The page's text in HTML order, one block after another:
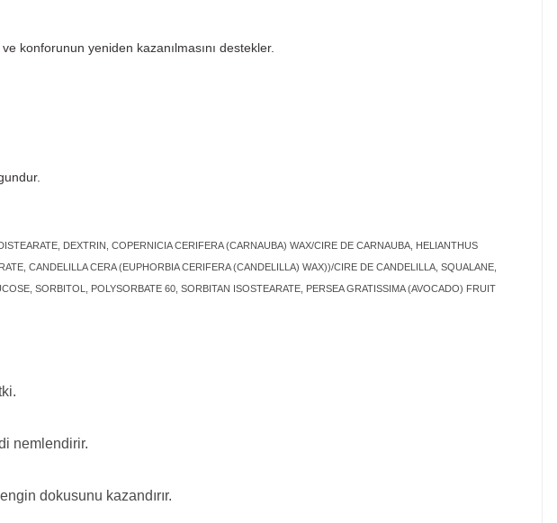
konforunun yeniden kazanılmasını destekler.
DEXTRIN, COPERNICIA CERIFERA (CARNAUBA) WAX/CIRE DE CARNAUBA, HELIANTHUS
CANDELILLA CERA (EUPHORBIA CERIFERA (CANDELILLA) WAX))/CIRE DE CANDELILLA, SQUALANE,
SORBITOL, POLYSORBATE 60, SORBITAN ISOSTEARATE, PERSEA GRATISSIMA (AVOCADO) FRUIT
nemlendirir.
dokusunu kazandırır.